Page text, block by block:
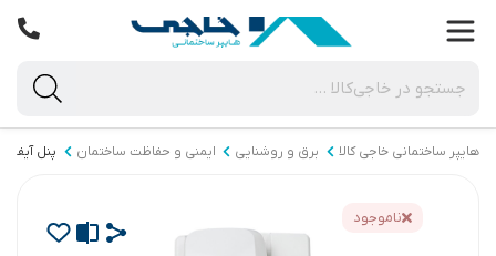
هایپر ساختمانی خاجی‌ کالا برق و روشنایی ایمنی و حفاظت ساختمان پنل
ناموجود